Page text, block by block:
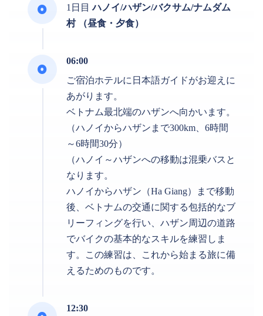
1日目ハノイ/ハザン/バクサム/ナムダム
村 （昼食・夕食）
06:00
ご宿泊ホテルに日本語ガイドがお迎えに
あがります。
ベトナム最北端のハザンへ向かいます。
（ハノイからハザンまで300km、6時間
～6時間30分）
（ハノイ～ハザンへの移動は混乗バスと
なります。
ハノイからハザン（Ha Giang）まで移動
後、ベトナムの交通に関する包括的なブ
リーフィングを行い、ハザン周辺の道路
でバイクの基本的なスキルを練習しま
す。この練習は、これから始まる旅に備
えるためのものです。
12:30